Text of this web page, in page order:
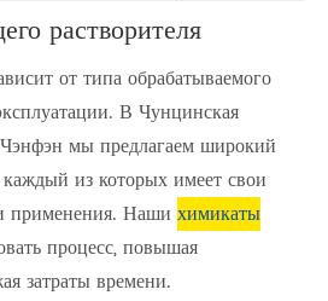
растворителя
от типа обрабатываемого
В Чунцинская
мы предлагаем широкий
каждый из которых имеет свои
применения. Наши химикаты
процесс, повышая
затраты времени.